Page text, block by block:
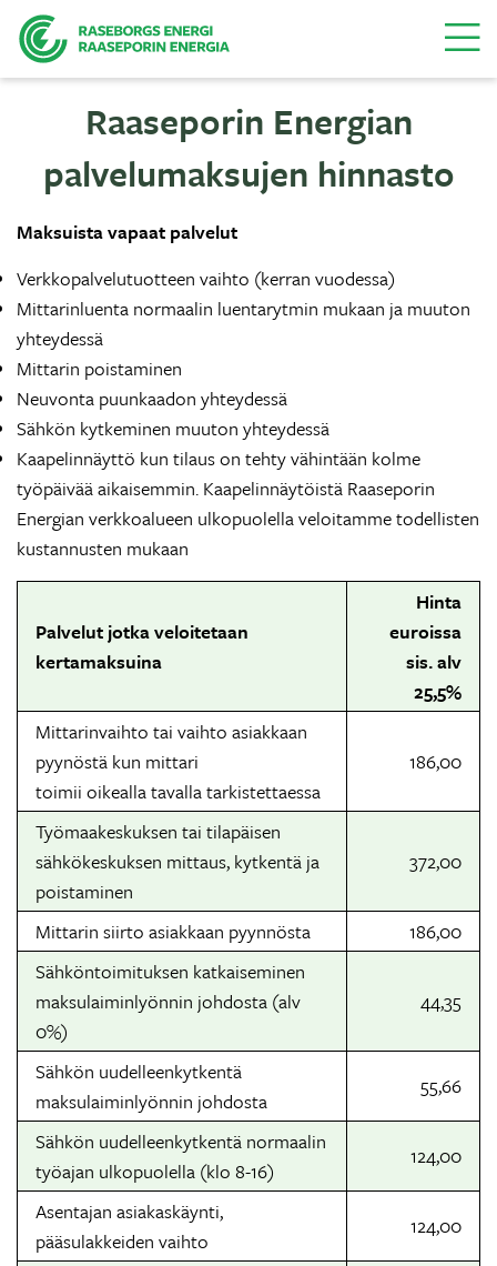
Raaseporin Energian
palvelumaksujen hinnasto
Maksuista vapaat palvelut
Verkkopalvelutuotteen vaihto (kerran vuodessa)
Mittarinluenta normaalin luentarytmin mukaan ja muuton
yhteydessä
Mittarin poistaminen
Neuvonta puunkaadon yhteydessä
Sähkön kytkeminen muuton yhteydessä
Kaapelinnäyttö kun tilaus on tehty vähintään kolme
työpäivää aikaisemmin. Kaapelinnäytöistä Raaseporin
Energian verkkoalueen ulkopuolella veloitamme todellisten
kustannusten mukaan
Palvelut jotka veloitetaan
kertamaksuina
Hinta
euroissa
sis. alv
25,5%
Mittarinvaihto tai vaihto asiakkaan
pyynöstä kun mittari
toimii oikealla tavalla tarkistettaessa
186,00
Työmaakeskuksen tai tilapäisen
sähkökeskuksen mittaus, kytkentä ja
poistaminen
372,00
Mittarin siirto asiakkaan pyynnösta
186,00
Sähköntoimituksen katkaiseminen
maksulaiminlyönnin johdosta (alv
0%)
44,35
Sähkön uudelleenkytkentä
maksulaiminlyönnin johdosta
55,66
Sähkön uudelleenkytkentä normaalin
työajan ulkopuolella (klo 8-16)
124,00
Asentajan asiakaskäynti,
pääsulakkeiden vaihto
124,00